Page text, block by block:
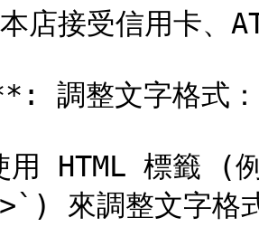
調整文字格式：
用 HTML 標籤 (
來調整文字格式